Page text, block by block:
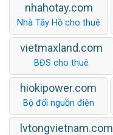
nhahotay.com
Nhà Tây Hồ cho thuê
vietmaxland.com
BĐS cho thuê
hiokipower.com
Bộ đổi nguồn điện
lvtongvietnam.com